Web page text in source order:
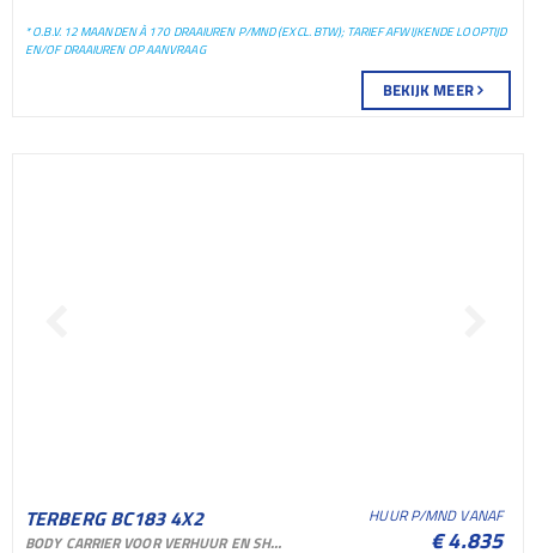
* O.B.V. 12 MAANDEN À 170 DRAAIUREN P/MND (EXCL. BTW); TARIEF AFWIJKENDE LOOPTIJD
EN/OF DRAAIUREN OP AANVRAAG
BEKIJK MEER
TERBERG BC183 4X2
BODY CARRIER VOOR VERHUUR EN SHORTLEASE
HUUR P/MND VANAF
€ 4.835